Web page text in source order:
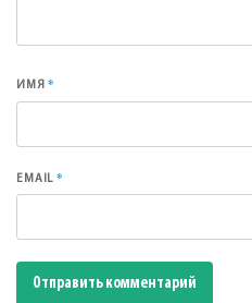
ИМЯ*
EMAIL*